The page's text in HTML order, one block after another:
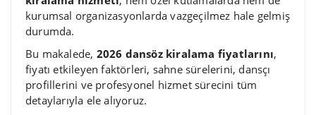
kurumsal organizasyonlarda vazgeçilmez hale gelmiş
durumda.
Bu makalede, 2026 dansöz kiralama fiyatlarını,
fiyatı etkileyen faktörleri, sahne sürelerini, dansçı
profillerini ve profesyonel hizmet sürecini tüm
detaylarıyla ele alıyoruz.